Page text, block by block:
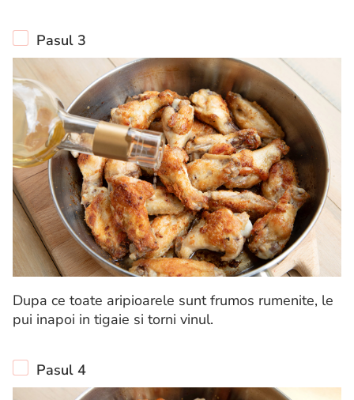
Pasul 3
Dupa ce toate aripioarele sunt frumos rumenite, le
pui inapoi in tigaie si torni vinul.
Pasul 4